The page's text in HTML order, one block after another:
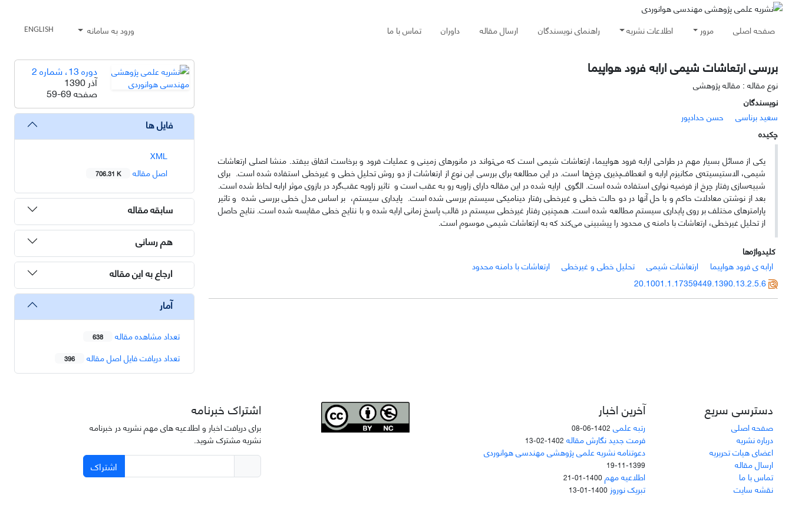
صفحه اصلی مرور اطلاعات نشریه راهنمای نویسندگان ارسال مقاله داوران تماس با ما ورود به سامانه ENGLISH
بررسی ارتعاشات شیمی ارابه‌ فرود هواپیما
نوع مقاله : مقاله پژوهشی
نویسندگان
سعید برناسی
حسن حداد‌پور
چکیده
یکی از مسائل بسیار مهم در طراحی ارابه‌ فرود هواپیما، ارتعاشات شیمی است که می‌تواند در مانور‌های زمینی و عملیات فرود و برخاست اتفاق بیفتد. منشا اصلی ارتعاشات
شیمی، الاستیسیته‌ی مکانیزم ارابه و انعطاف‌پذیری چرخ‌ها است. در این مطالعه برای بررسی این نوع از ارتعاشات از دو روش تحلیل خطی و غیرخطی استفاده شده است. برای
شبیه‌سازی رفتار چرخ از فرضیه‌ نواری استفاده شده است. الگوی ارایه شده در این مقاله دارای زاویه رو به عقب است و تاثیر زاویه‌ عقب‌گرد در بازوی موثر ارابه لحاظ شده است.
بعد از نوشتن معادلات حاکم و با حل آنها در دو حالت خطی و غیرخطی رفتار دینامیکی سیستم بررسی شده است. پایداری سیستم، بر اساس مدل خطی بررسی شده و تاثیر
پارامتر‌های مختلف بر روی پایداری سیستم مطالعه شده است. همچنین رفتار غیرخطی سیستم در قالب پاسخ زمانی ارایه شده و با نتایج خطی مقایسه شده است. نتایج حاصل
از تحلیل غیرخطی، ارتعاشات با دامنه ی محدود را پیشبینی می‌کند که به ارتعاشات شیمی موسوم است.
کلیدواژه‌ها
ارابه ی فرود هواپیما
ارتعاشات شیمی تحلیل خطی و غیرخطی
ارتعاشات با دامنه محدود
20.1001.1.17359449.1390.13.2.5.6
دوره 13، شماره 2
آذر 1390
صفحه59-69
فایل ها
XML
اصل مقاله
706.31 K
سابقه مقاله
هم رسانی
ارجاع به این مقاله
آمار
تعداد مشاهده مقاله 638
تعداد دریافت فایل اصل مقاله 396
دسترسی سریع
صفحه اصلی
درباره نشریه
اعضای هیات تحریریه
ارسال مقاله
تماس با ما
نقشه سایت
آخرین اخبار
رتبه علمی 1402-06-08
فرمت جدید نگارش مقاله 1402-02-13
دعوتنامه نشریه علمی پژوهشی مهندسی هوانوردی
1399-11-19
اطلاعیه مهم1400-01-21
تبریک نوروز 1400-01-13
اشتراک خبرنامه
برای دریافت اخبار و اطلاعیه های مهم نشریه در خبرنامه
نشریه مشترک شوید.
اشتراک